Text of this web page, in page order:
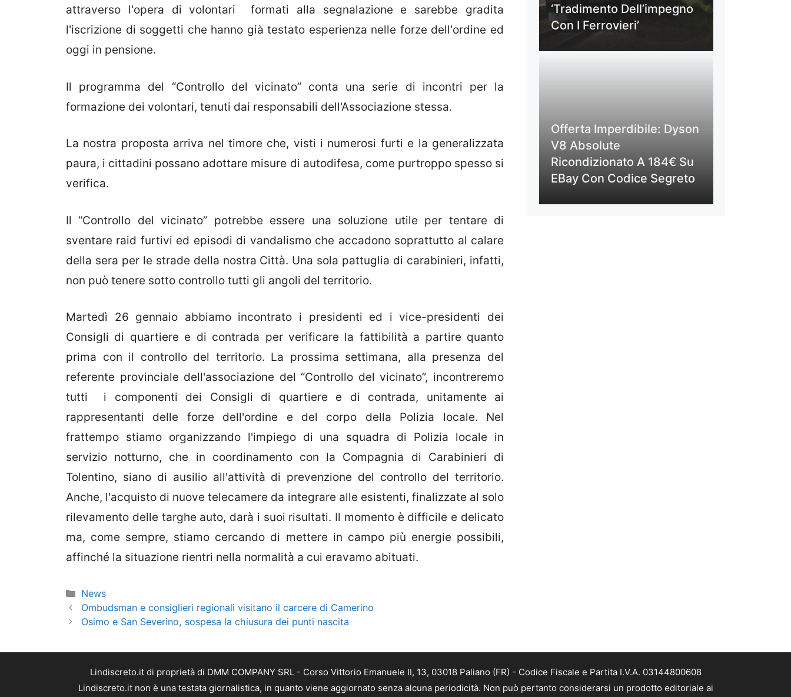
attraverso l'opera di volontari formati alla segnalazione e sarebbe gradita
l'iscrizione di soggetti che hanno già testato esperienza nelle forze dell'ordine ed
oggi in pensione.
Il programma del “Controllo del vicinato” conta una serie di incontri per la
formazione dei volontari, tenuti dai responsabili dell'Associazione stessa.
La nostra proposta arriva nel timore che, visti i numerosi furti e la generalizzata
paura, i cittadini possano adottare misure di autodifesa, come purtroppo spesso si
verifica.
Il “Controllo del vicinato” potrebbe essere una soluzione utile per tentare di
sventare raid furtivi ed episodi di vandalismo che accadono soprattutto al calare
della sera per le strade della nostra Città. Una sola pattuglia di carabinieri, infatti,
non può tenere sotto controllo tutti gli angoli del territorio.
Martedì 26 gennaio abbiamo incontrato i presidenti ed i vice-presidenti dei
Consigli di quartiere e di contrada per verificare la fattibilità a partire quanto
prima con il controllo del territorio. La prossima settimana, alla presenza del
referente provinciale dell'associazione del “Controllo del vicinato”, incontreremo
tutti i componenti dei Consigli di quartiere e di contrada, unitamente ai
rappresentanti delle forze dell'ordine e del corpo della Polizia locale. Nel
frattempo stiamo organizzando l'impiego di una squadra di Polizia locale in
servizio notturno, che in coordinamento con la Compagnia di Carabinieri di
Tolentino, siano di ausilio all'attività di prevenzione del controllo del territorio.
Anche, l'acquisto di nuove telecamere da integrare alle esistenti, finalizzate al solo
rilevamento delle targhe auto, darà i suoi risultati. Il momento è difficile e delicato
ma, come sempre, stiamo cercando di mettere in campo più energie possibili,
affinché la situazione rientri nella normalità a cui eravamo abituati.
Categorie
News
Ombudsman e consiglieri regionali visitano il carcere di Camerino
Osimo e San Severino, sospesa la chiusura dei punti nascita
‘Tradimento Dell’impegno
Con I Ferrovieri’
Offerta Imperdibile: Dyson
V8 Absolute
Ricondizionato A 184€ Su
EBay Con Codice Segreto
Lindiscreto.it di proprietà di DMM COMPANY SRL - Corso Vittorio Emanuele II, 13, 03018 Paliano (FR) - Codice Fiscale e Partita I.V.A. 03144800608
Lindiscreto.it non è una testata giornalistica, in quanto viene aggiornato senza alcuna periodicità. Non può pertanto considerarsi un prodotto editoriale ai